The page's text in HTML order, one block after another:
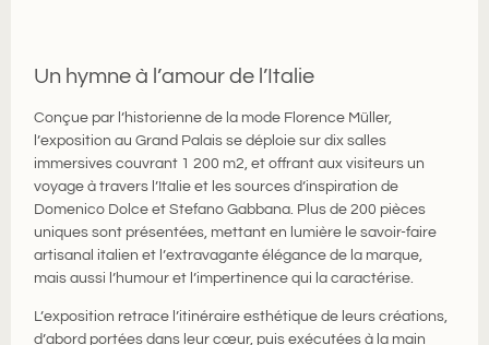
Un hymne à l’amour de l’Italie
Conçue par l’historienne de la mode Florence Müller,
l’exposition au Grand Palais se déploie sur dix salles
immersives couvrant 1 200 m2, et offrant aux visiteurs un
voyage à travers l’Italie et les sources d’inspiration de
Domenico Dolce et Stefano Gabbana. Plus de 200 pièces
uniques sont présentées, mettant en lumière le savoir-faire
artisanal italien et l’extravagante élégance de la marque,
mais aussi l’humour et l’impertinence qui la caractérise.
L’exposition retrace l’itinéraire esthétique de leurs créations,
d’abord portées dans leur cœur, puis exécutées à la main